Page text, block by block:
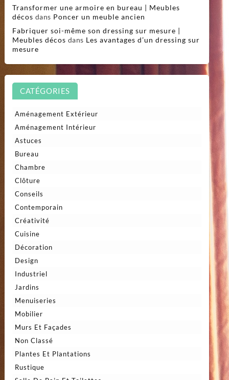
Transformer une armoire en bureau | Meubles
décos dans Poncer un meuble ancien
Fabriquer soi-même son dressing sur mesure |
Meubles décos dans Les avantages d’un dressing sur
mesure
CATÉGORIES
Aménagement Extérieur
Aménagement Intérieur
Astuces
Bureau
Chambre
Clôture
Conseils
Contemporain
Créativité
Cuisine
Décoration
Design
Industriel
Jardins
Menuiseries
Mobilier
Murs Et Façades
Non Classé
Plantes Et Plantations
Rustique